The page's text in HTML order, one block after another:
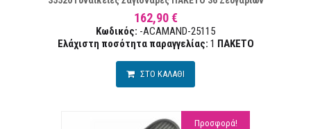
162,90 €
Κωδικός: -ACAMAND-25115
Ελάχιστη ποσότητα παραγγελίας: 1 ΠΑΚΕΤΟ
ΣΤΟ ΚΑΛΑΘΙ
Προσφορά!